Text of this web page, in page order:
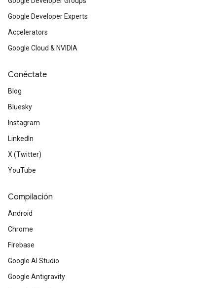
Google Developer Experts
Accelerators
Google Cloud & NVIDIA
Conéctate
Blog
Bluesky
Instagram
LinkedIn
X (Twitter)
YouTube
Compilación
Android
Chrome
Firebase
Google AI Studio
Google Antigravity